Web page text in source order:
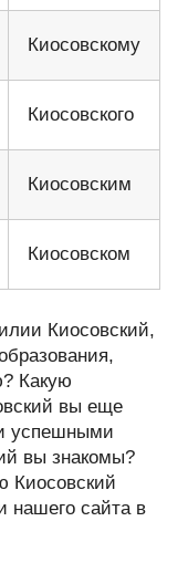
Киосовскому
Киосовского
Киосовским
Киосовском
Киосовский,
Какую
вы еще
успешными
вы знакомы?
Киосовский
нашего сайта в